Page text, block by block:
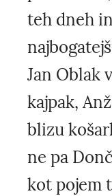
teh dneh
Jan Oblak
kajpak,
blizu
ne pa
kot pojem